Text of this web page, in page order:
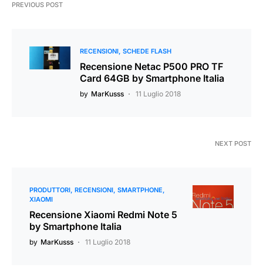
PREVIOUS POST
RECENSIONI SCHEDE FLASH
Recensione Netac P500 PRO TF
Card 64GB by Smartphone Italia
by MarKusss 11 Luglio 2018
NEXT POST
PRODUTTORI RECENSIONI SMARTPHONE
XIAOMI
Recensione Xiaomi Redmi Note 5
by Smartphone Italia
by MarKusss 11 Luglio 2018